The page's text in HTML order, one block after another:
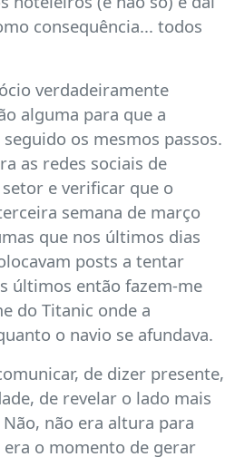
consequência... todos
verdadeiramente
alguma para que a
os mesmos passos.
as redes sociais de
e verificar que o
semana de março
que nos últimos dias
posts a tentar
últimos então fazem-me
do Titanic onde a
o navio se afundava.
de dizer presente,
de revelar o lado mais
não era altura para
era o momento de gerar